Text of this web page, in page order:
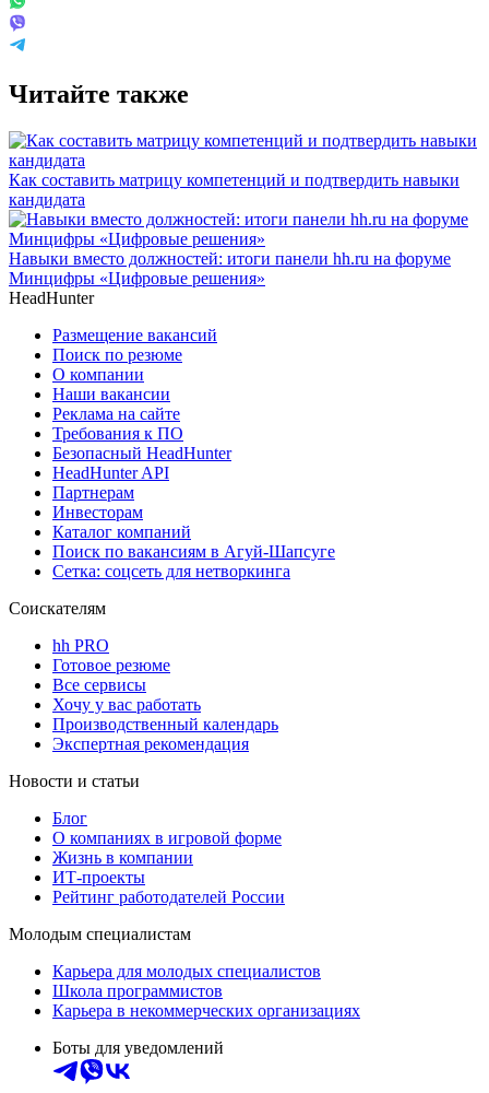
Читайте также
Как составить матрицу компетенций и подтвердить навыки
кандидата
Навыки вместо должностей: итоги панели hh.ru на форуме
Минцифры «Цифровые решения»
HeadHunter
Размещение вакансий
Поиск по резюме
О компании
Наши вакансии
Реклама на сайте
Требования к ПО
Безопасный HeadHunter
HeadHunter API
Партнерам
Инвесторам
Каталог компаний
Поиск по вакансиям в Агуй-Шапсуге
Сетка: соцсеть для нетворкинга
Соискателям
hh PRO
Готовое резюме
Все сервисы
Хочу у вас работать
Производственный календарь
Экспертная рекомендация
Новости и статьи
Блог
О компаниях в игровой форме
Жизнь в компании
ИТ-проекты
Рейтинг работодателей России
Молодым специалистам
Карьера для молодых специалистов
Школа программистов
Карьера в некоммерческих организациях
Боты для уведомлений